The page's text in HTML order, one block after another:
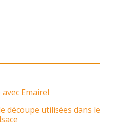
Emairel
découpe utilisées dans le